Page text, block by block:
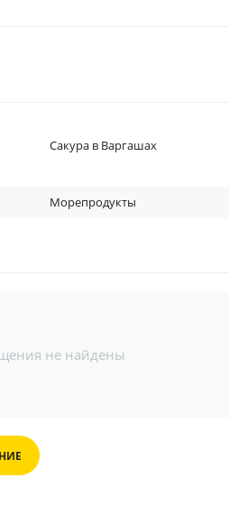
Сакура в Варгашах
Морепродукты
не найдены